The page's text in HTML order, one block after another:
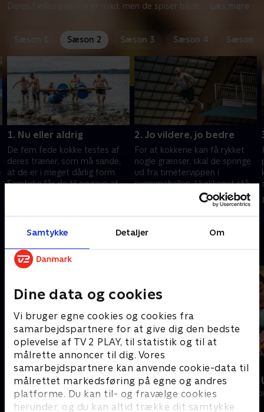
Samtykke Detaljer Om
Dine data og cookies
Vi bruger egne cookies og cookies fra
samarbejdspartnere for at give dig den bedste
oplevelse af TV 2 PLAY, til statistik og til at
målrette annoncer til dig. Vores
samarbejdspartnere kan anvende cookie-data til
målrettet markedsføring på egne og andres
platforme. Du kan til- og fravælge cookies
herunder, og du kan altid trække dit samtykke
Deres fælles passion er mad, men de spiser både
Læs mere
Sæson 1 Sæson 2 Sæson 3 Sæson 4 Sæson 5
1. Nu eller aldrig
De fem fede kokke testes af
deres træner, som må sande,
at de er i meget dårlig form.
Samtidig får de til opgave at
2. Jo vildere, jo bedre
For at kokkene kan få rykket
nogle grænser, skal de springe
ud fra timetervippen i
svømmehallen. I køkkenet står
menuen på hjemmelavede
9. februar 2021 • 39 min
Andre så også
Min sindssygt sunde familie
Livsstil • 3 sæsoner
Værkstedet
Livsstil • 4